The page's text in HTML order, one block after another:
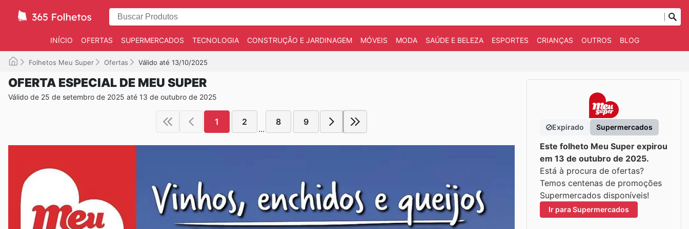
INÍCIO OFERTAS SUPERMERCADOS TECNOLOGIA CONSTRUÇÃO E JARDINAGEM MÓVEIS MODA SAÚDE E BELEZA ESPORTES CRIANÇAS OUTROS BLOG
Folhetos Meu Super Ofertas Válido até 13/10/2025
OFERTA ESPECIAL DE MEU SUPER
Válido de 25 de setembro de 2025 até 13 de outubro de 2025
1 2
...
8 9
Expirado Supermercados
Este folheto Meu Super expirou
em 13 de outubro de 2025.
Está à procura de ofertas?
Temos centenas de promoções
Supermercados disponíveis!
Ir para Supermercados